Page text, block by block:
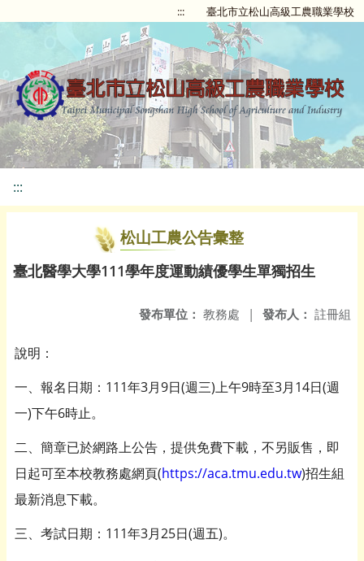
::: 臺北市立松山高級工農職業學校
:::
松山工農公告彙整
臺北醫學大學111學年度運動績優學生單獨招生
發布人： 註冊組
發布單位： 教務處 |
說明：
一、報名日期：111年3月9日(週三)上午9時至3月14日(週
一)下午6時止。
二、簡章已於網路上公告，提供免費下載，不另販售，即
日起可至本校教務處網頁(https://aca.tmu.edu.tw)招生組
最新消息下載。
三、考試日期：111年3月25日(週五)。